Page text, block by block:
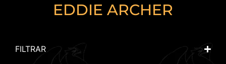
EDDIE ARCHER
FILTRAR